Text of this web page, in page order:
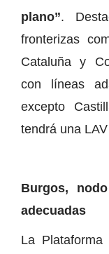
plano”.
fronterizas
Cataluña y
con líneas
excepto
tendrá una
Burgos,
adecuadas
La